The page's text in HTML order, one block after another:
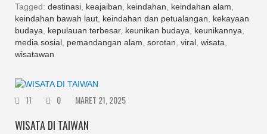
Tagged: destinasi keajaiban keindahan keindahan alam
keindahan bawah laut keindahan dan petualangan
kekayaan
budaya
kepulauan terbesar, keunikan budaya keunikannya
media sosial pemandangan alam sorotan viral wisata
wisatawan
11 0 MARET 21, 2025
WISATA DI TAIWAN